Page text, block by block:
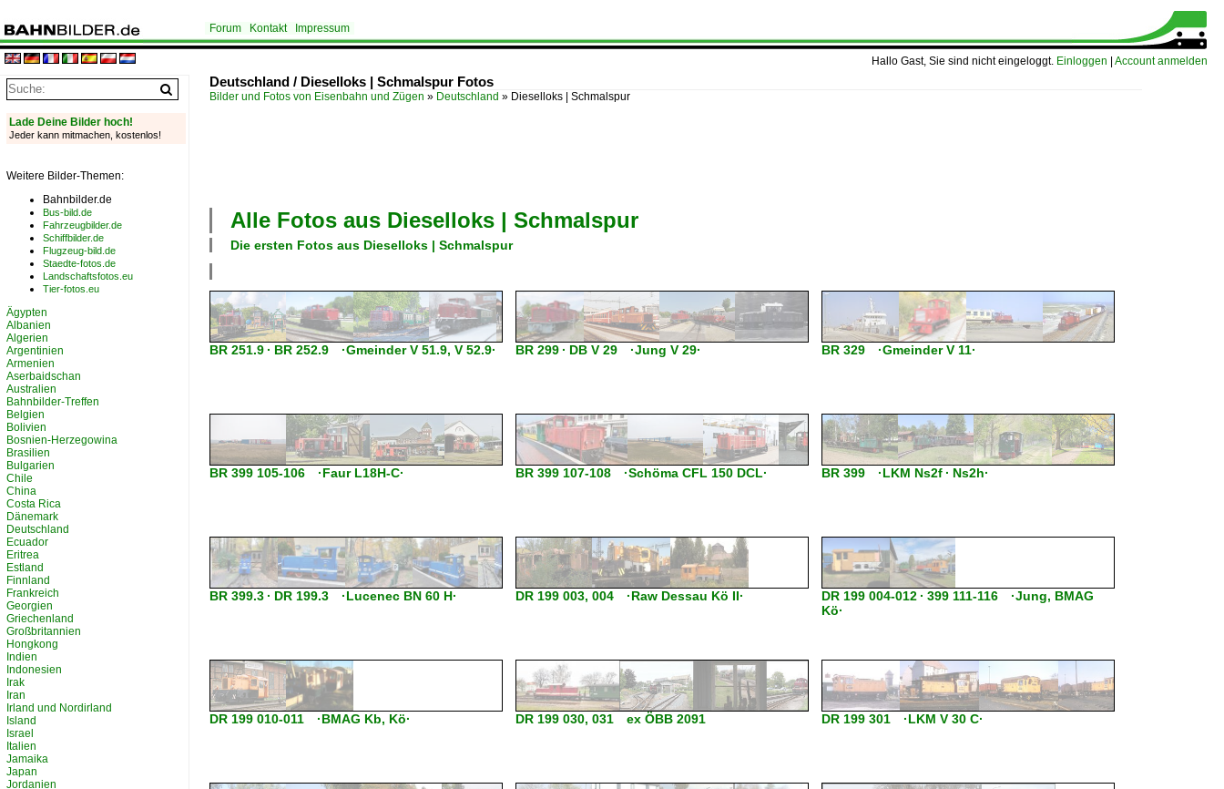
Hallo Gast, Sie sind nicht eingeloggt. Einloggen Account anmelden
Forum Kontakt Impressum
Deutschland / Dieselloks | Schmalspur Fotos
Bilder und Fotos von Eisenbahn und Zügen » Deutschland » Dieselloks | Schmalspur
Alle Fotos aus Dieselloks | Schmalspur
Die ersten Fotos aus Dieselloks | Schmalspur
BR 251.9 · BR 252.9 ·Gmeinder V 51.9, V 52.9· BR 299 · DB V 29 ·Jung V 29· BR 329 ·Gmeinder V 11·
BR 399 105-106 ·Faur L18H-C· BR 399 107-108 ·Schöma CFL 150 DCL· BR 399 ·LKM Ns2f · Ns2h·
BR 399.3 · DR 199.3 ·Lucenec BN 60 H· DR 199 003, 004 ·Raw Dessau Kö II·
DR 199 004-012 · 399 111-116 ·Jung, BMAG
Kö·
DR 199 010-011 ·BMAG Kb, Kö· DR 199 030, 031 ex ÖBB 2091 DR 199 301 ·LKM V 30 C·
Lade Deine Bilder hoch!
Jeder kann mitmachen, kostenlos!
Weitere Bilder-Themen:
Bahnbilder.de
Bus-bild.de
Fahrzeugbilder.de
Schiffbilder.de
Flugzeug-bild.de
Staedte-fotos.de
Landschaftsfotos.eu
Tier-fotos.eu
Ägypten
Albanien
Algerien
Argentinien
Armenien
Aserbaidschan
Australien
Bahnbilder-Treffen
Belgien
Bolivien
Bosnien-Herzegowina
Brasilien
Bulgarien
Chile
China
Costa Rica
Dänemark
Deutschland
Ecuador
Eritrea
Estland
Finnland
Frankreich
Georgien
Griechenland
Großbritannien
Hongkong
Indien
Indonesien
Irak
Iran
Irland und Nordirland
Island
Israel
Italien
Jamaika
Japan
Jordanien